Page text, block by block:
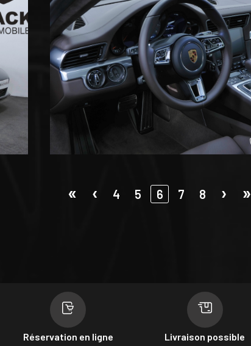
« ‹ 4 5 6 7 8 › »
Réservation en ligne Livraison possible